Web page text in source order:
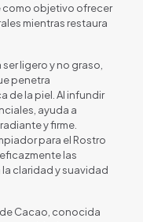
como objetivo ofrecer
mientras restaura
ligero y no graso,
penetra
de la piel. Al infundir
ayuda a
y firme.
para el Rostro
eficazmente las
claridad y suavidad
Cacao, conocida